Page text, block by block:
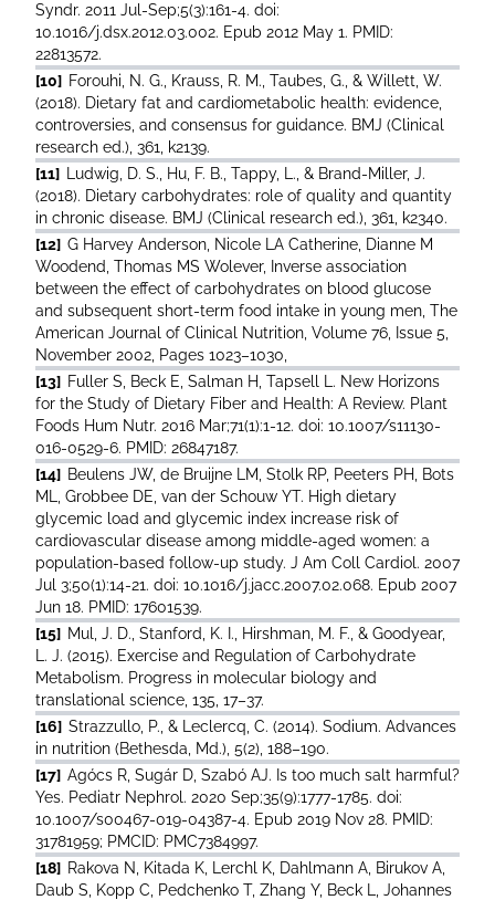
Syndr. 2011 Jul-Sep;5(3):161-4. doi:
10.1016/j.dsx.2012.03.002. Epub 2012 May 1. PMID:
22813572.
[10] Forouhi, N. G., Krauss, R. M., Taubes, G., & Willett, W.
(2018). Dietary fat and cardiometabolic health: evidence,
controversies, and consensus for guidance. BMJ (Clinical
research ed.), 361, k2139.
[11]
Ludwig, D. S., Hu, F. B., Tappy, L., & Brand-Miller, J.
(2018). Dietary carbohydrates: role of quality and quantity
in chronic disease. BMJ (Clinical research ed.), 361, k2340.
[12] G Harvey Anderson, Nicole LA Catherine, Dianne M
Woodend, Thomas MS Wolever, Inverse association
between the effect of carbohydrates on blood glucose
and subsequent short-term food intake in young men, The
American Journal of Clinical Nutrition, Volume 76, Issue 5,
November 2002, Pages 1023–1030,
[13] Fuller S, Beck E, Salman H, Tapsell L. New Horizons
for the Study of Dietary Fiber and Health: A Review. Plant
Foods Hum Nutr. 2016 Mar;71(1):1-12. doi: 10.1007/s11130-
016-0529-6. PMID: 26847187.
[14] Beulens JW, de Bruijne LM, Stolk RP, Peeters PH, Bots
ML, Grobbee DE, van der Schouw YT. High dietary
glycemic load and glycemic index increase risk of
cardiovascular disease among middle-aged women: a
population-based follow-up study. J Am Coll Cardiol. 2007
Jul 3;50(1):14-21. doi: 10.1016/j.jacc.2007.02.068. Epub 2007
Jun 18. PMID: 17601539.
[15] Mul, J. D., Stanford, K. I., Hirshman, M. F., & Goodyear,
L. J. (2015). Exercise and Regulation of Carbohydrate
Metabolism. Progress in molecular biology and
translational science, 135, 17–37.
[16] Strazzullo, P., & Leclercq, C. (2014). Sodium. Advances
in nutrition (Bethesda, Md.), 5(2), 188–190.
[17] Agócs R, Sugár D, Szabó AJ. Is too much salt harmful?
Yes. Pediatr Nephrol. 2020 Sep;35(9):1777-1785. doi:
10.1007/s00467-019-04387-4. Epub 2019 Nov 28. PMID:
31781959; PMCID: PMC7384997.
[18] Rakova N, Kitada K, Lerchl K, Dahlmann A, Birukov A,
Daub S, Kopp C, Pedchenko T, Zhang Y, Beck L, Johannes